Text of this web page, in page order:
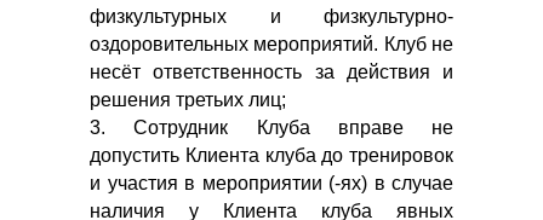
физкультурных и физкультурно-
оздоровительных мероприятий. Клуб не
несёт ответственность за действия и
решения третьих лиц;
3. Сотрудник Клуба вправе не
допустить Клиента клуба до тренировок
и участия в мероприятии (-ях) в случае
наличия у Клиента клуба явных